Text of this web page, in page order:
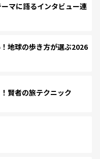
マに語るインタビュー連
地球の歩き方が選ぶ2026
賢者の旅テクニック